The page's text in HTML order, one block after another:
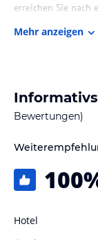
erreichen Sie nach
oder den Pool
eingerichtet und
Sitzgelegenheit.
Gastronomie im
Im hoteleigenen
eine
Ausblick
Mehr anzeigen
Bewertungen)
100
Hotel